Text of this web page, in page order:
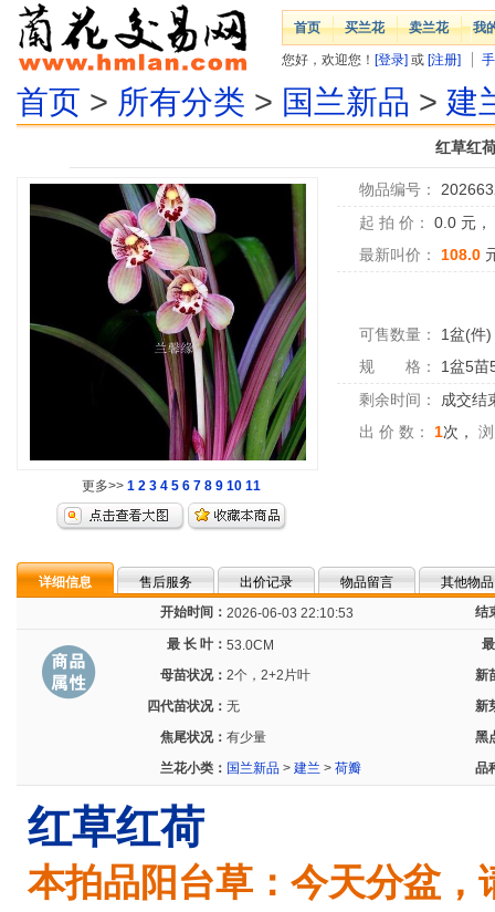
首页 买兰花 卖兰花 我
您好，欢迎您！ [登录] 或 [注册]
首页 > 所有分类 > 国兰新品 > 建
红草红
更多>> 1 2 3 4 5 6 7 8 9 10 11
物品编号：
起 拍 价：
0.0 元，
最新叫价：
108.0
可售数量： 1盆(件)
规 格：
1盆5苗
剩余时间：
成交结
出 价 数：
1次，
详细信息 售后服务 出价记录 物品留言
其他物品
开始时间： 2026-06-03 22:10:53 结
最 长 叶： 53.0CM
母苗状况： 2个，2+2片叶
新
四代苗状况： 无
新
焦尾状况： 有少量
黑
兰花小类： 国兰新品 > 建兰 > 荷瓣 品
红草红荷
本拍品阳台草：今天分盆，